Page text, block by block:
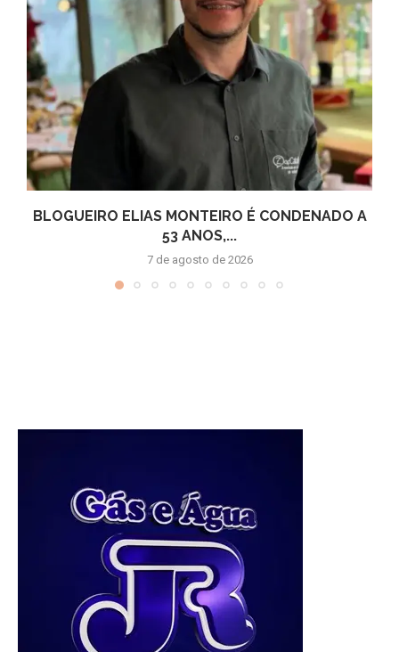
BLOGUEIRO ELIAS MONTEIRO É CONDENADO A
53 ANOS,...
7 de agosto de 2026